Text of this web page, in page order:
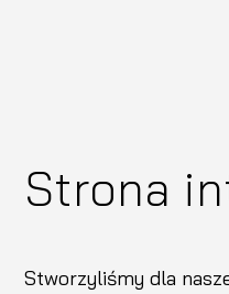
Strona
Stworzyliśmy dla